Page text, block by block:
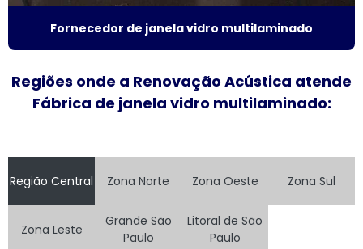
Fabricante de janela antirruído em sp
Fabricante de janela sobreposta de giro
Fabricante de janela vidro triplo
Fabricante de portas e janelas de alumínio
Fornecedor de janela vidro multilaminado
Regiões onde a Renovação Acústica atende
Fábrica de janela vidro multilaminado:
Região Central Zona Norte Zona Oeste Zona Sul
Zona Leste
Grande São
Paulo
Litoral de São
Paulo